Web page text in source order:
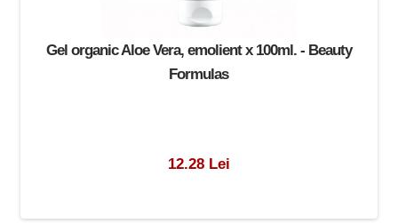
Gel organic Aloe Vera, emolient x 100ml. - Beauty
Formulas
12.28 Lei